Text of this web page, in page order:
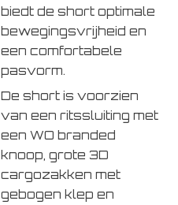
biedt de short optimale
bewegingsvrijheid en
een comfortabele
pasvorm.
De short is voorzien
van een ritssluiting met
een WO branded
knoop, grote 3D
cargozakken met
gebogen klep en